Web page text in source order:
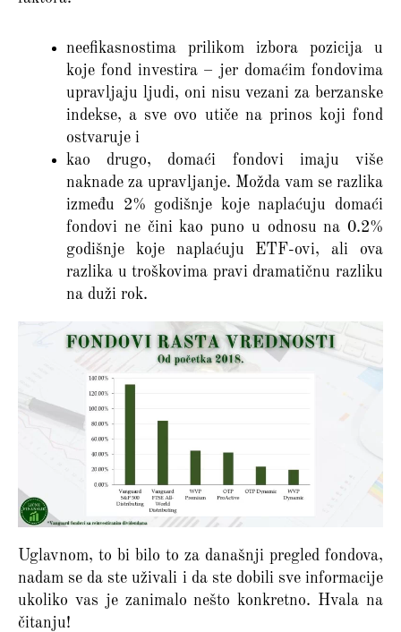
neefikasnostima prilikom izbora pozicija u
koje fond investira – jer domaćim fondovima
upravljaju ljudi, oni nisu vezani za berzanske
indekse, a sve ovo utiče na prinos koji fond
ostvaruje i
kao drugo, domaći fondovi imaju više
naknade za upravljanje. Možda vam se razlika
između 2% godišnje koje naplaćuju domaći
fondovi ne čini kao puno u odnosu na 0.2%
godišnje koje naplaćuju ETF-ovi, ali ova
razlika u troškovima pravi dramatičnu razliku
na duži rok.
Uglavnom, to bi bilo to za današnji pregled fondova,
nadam se da ste uživali i da ste dobili sve informacije
ukoliko vas je zanimalo nešto konkretno. Hvala na
čitanju!